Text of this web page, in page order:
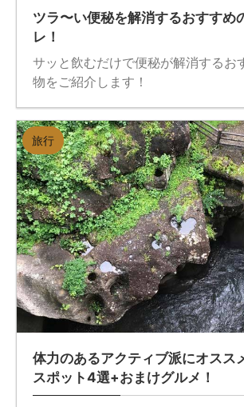
ツラ〜い便秘を解消するおすすめ
レ！
サッと飲むだけで便秘が解消するお
物をご紹介します！
旅行
体力のあるアクティブ派にオスス
スポット4選+おまけグルメ！